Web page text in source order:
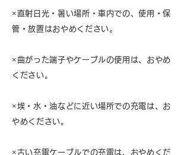
×直射日光・暑い場所・車内での、使用・保
管・放置はおやめください。
×曲がった端子やケーブルの使用は、おやめ
ください。
×埃・水・油などに近い場所での充電は、お
やめください。
×古い充電ケーブルでの充電は、おやめくだ